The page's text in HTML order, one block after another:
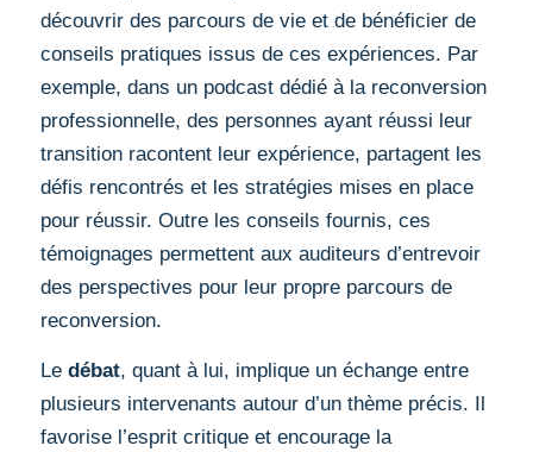
découvrir des parcours de vie et de bénéficier de
conseils pratiques issus de ces expériences. Par
exemple, dans un podcast dédié à la reconversion
professionnelle, des personnes ayant réussi leur
transition racontent leur expérience, partagent les
défis rencontrés et les stratégies mises en place
pour réussir. Outre les conseils fournis, ces
témoignages permettent aux auditeurs d’entrevoir
des perspectives pour leur propre parcours de
reconversion.
Le débat, quant à lui, implique un échange entre
plusieurs intervenants autour d’un thème précis. Il
favorise l’esprit critique et encourage la